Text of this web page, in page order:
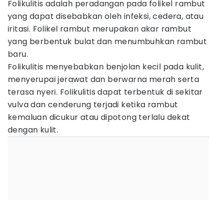
Folikulitis adalah peradangan pada folikel rambut
yang dapat disebabkan oleh infeksi, cedera, atau
iritasi. Folikel rambut merupakan akar rambut
yang berbentuk bulat dan menumbuhkan rambut
baru.
Folikulitis menyebabkan benjolan kecil pada kulit,
menyerupai jerawat dan berwarna merah serta
terasa nyeri. Folikulitis dapat terbentuk di sekitar
vulva dan cenderung terjadi ketika rambut
kemaluan dicukur atau dipotong terlalu dekat
dengan kulit.